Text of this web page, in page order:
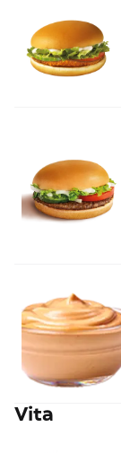
Vita